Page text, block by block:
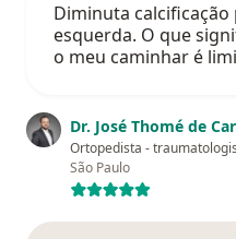
Diminuta
esquerda. O que
o meu caminhar é
Dr. José Thomé de
Ortopedista -
São Paulo